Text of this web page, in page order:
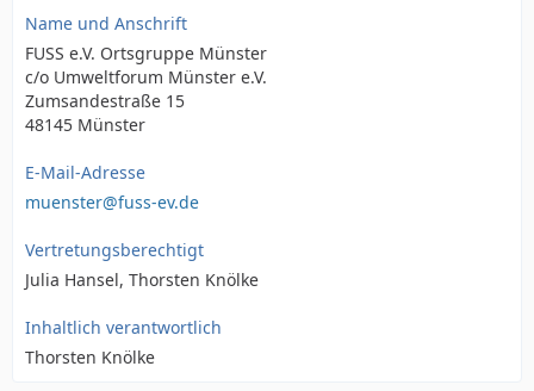
Name und Anschrift
FUSS e.V. Ortsgruppe Münster
c/o Umweltforum Münster e.V.
Zumsandestraße 15
48145 Münster
E-Mail-Adresse
muenster@fuss-ev.de
Vertretungsberechtigt
Julia Hansel, Thorsten Knölke
Inhaltlich verantwortlich
Thorsten Knölke